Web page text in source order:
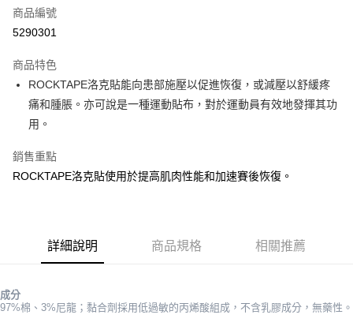
超商取貨付款
Apple Pay
街口支付
相關說明
【關於「AFTEE先享後付」】
便利好安心！
１．簡單：不需註冊會員、不需綁卡、不需儲值。
運送方式
商品編號
5290301
商品特色
ROCKTAPE洛克貼能向患部施壓以促進恢復，或減壓以舒緩疼
痛和腫脹。亦可說是一種運動貼布，對於運動員有效地發揮其功
用。
銷售重點
ROCKTAPE洛克貼使用於提高肌肉性能和加速賽後恢復。
詳細說明 商品規格 相關推薦
成分
97%棉、3%尼龍；黏合劑採用低過敏的丙烯酸組成，不含乳膠成分，無藥性。